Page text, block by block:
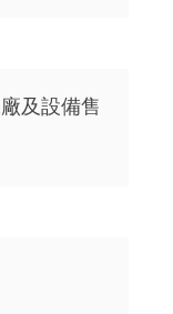
及設備售